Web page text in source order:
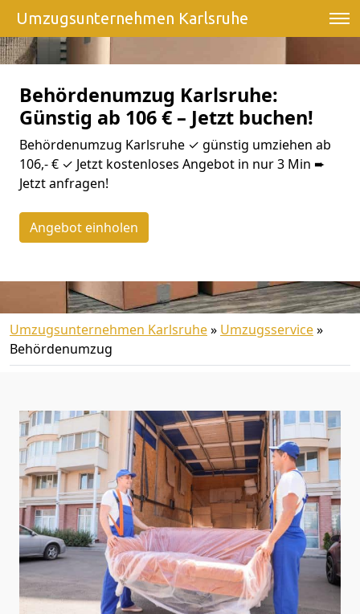
Umzugsunternehmen Karlsruhe
Behördenumzug Karlsruhe:
Günstig ab 106 € – Jetzt buchen!
Behördenumzug Karlsruhe ✓ günstig umziehen ab
106,- € ✓ Jetzt kostenloses Angebot in nur 3 Min ➨
Jetzt anfragen!
Angebot einholen
Umzugsunternehmen Karlsruhe» Umzugsservice»
Behördenumzug